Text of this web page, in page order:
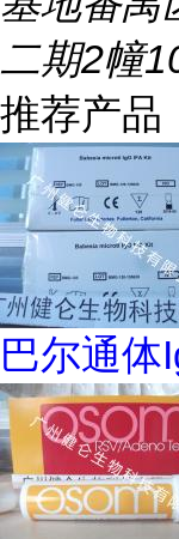
二期2幢
推荐产品
巴尔通体